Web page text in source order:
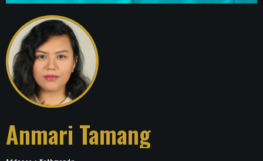
Anmari Tamang